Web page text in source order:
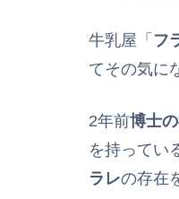
牛乳屋「 フ
てその気に
2年前博士
を持ってい
ラレの存在